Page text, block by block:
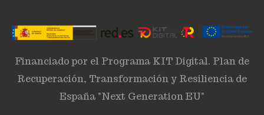
Financiado por el Programa KIT Digital. Plan de
Recuperación, Transformación y Resiliencia de
España "Next Generation EU"